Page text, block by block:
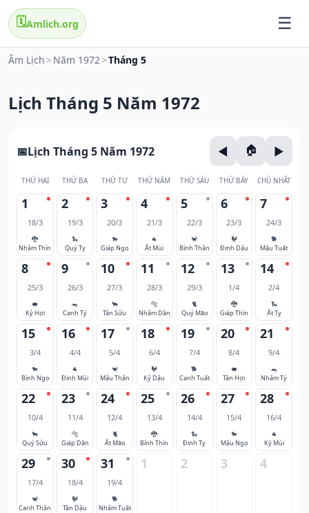
🗓️Amlich.org
Âm Lịch > Năm 1972>Tháng 5
Lịch Tháng 5 Năm 1972
Lịch Tháng 5 Năm 1972
THỨ HAI THỨ BA THỨ TƯ THỨ NĂM THỨ SÁU THỨ BẢY CHỦ NHẬT
1
18/3
🐉
Nhâm Thìn
2
19/3
🐍
Quý Tỵ
3
20/3
🐎
Giáp Ngọ
4
21/3
🐐
Ất Mùi
5
22/3
🐒
Bính Thân
6
23/3
🐓
Đinh Dậu
7
24/3
🐕
Mậu Tuất
8
25/3
🐖
Kỷ Hợi
9
26/3
🐀
Canh Tý
10
27/3
🐂
Tân Sửu
11
28/3
🐅
Nhâm Dần
12
29/3
🐈
Quý Mão
13
1/4
🐉
Giáp Thìn
14
2/4
🐍
Ất Tỵ
15
3/4
🐎
Bính Ngọ
16
4/4
🐐
Đinh Mùi
17
5/4
🐒
Mậu Thân
18
6/4
🐓
Kỷ Dậu
19
7/4
🐕
Canh Tuất
20
8/4
🐖
Tân Hợi
21
9/4
🐀
Nhâm Tý
22
10/4
🐂
Quý Sửu
23
11/4
🐅
Giáp Dần
24
12/4
🐈
Ất Mão
25
13/4
🐉
Bính Thìn
26
14/4
🐍
Đinh Tỵ
27
15/4
🐎
Mậu Ngọ
28
16/4
🐐
Kỷ Mùi
29
17/4
🐒
Canh Thân
30
18/4
🐓
Tân Dậu
31
19/4
🐕
Nhâm Tuất
1 2 3 4